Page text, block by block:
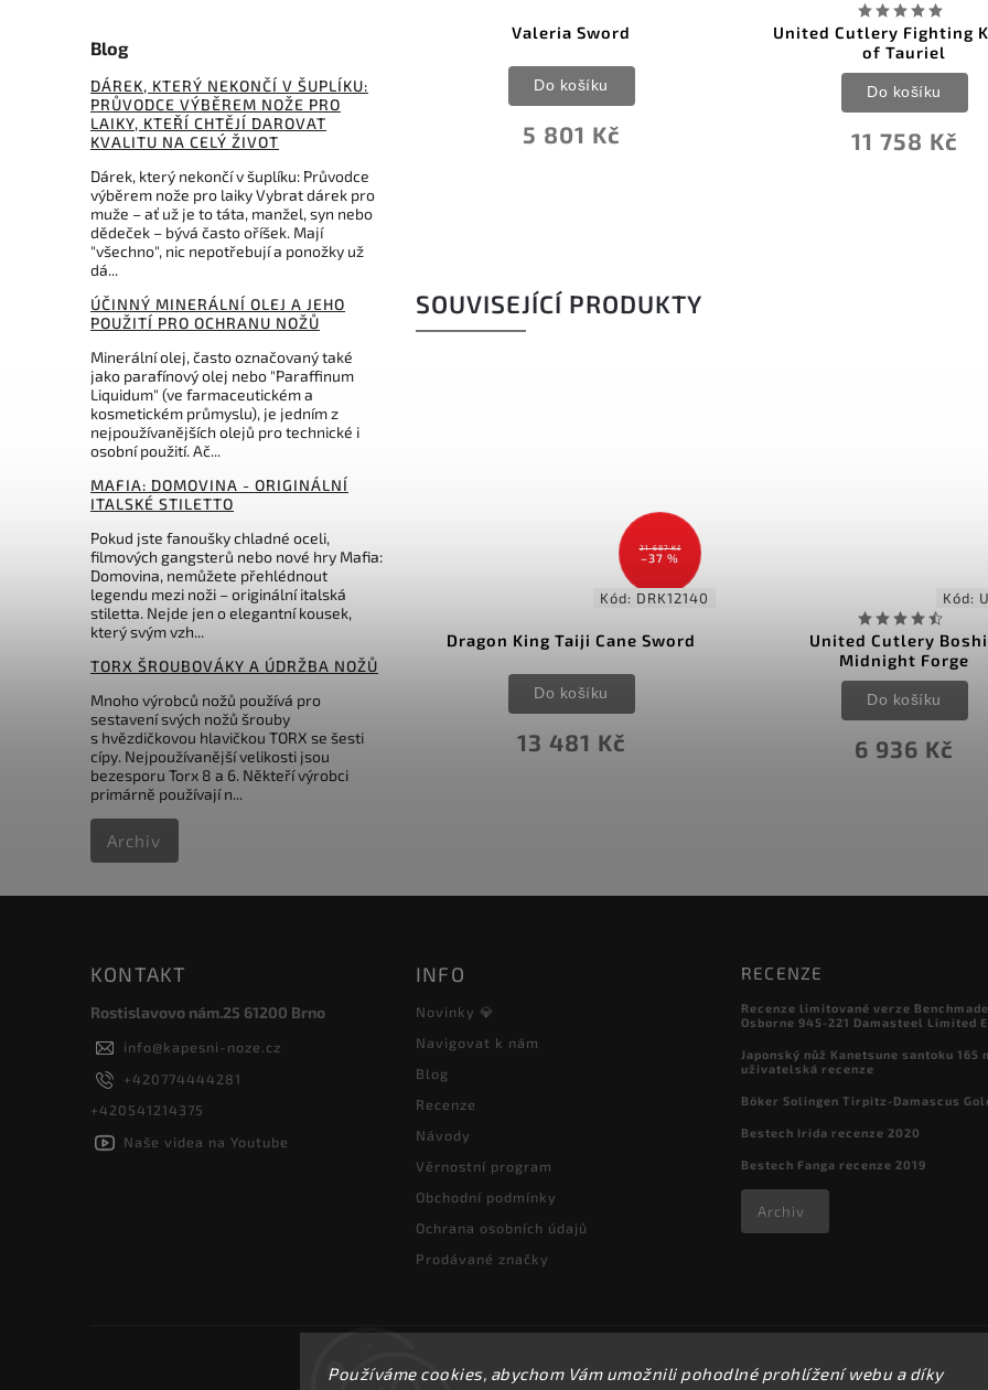
Používáme cookies, abychom Vám umožnili pohodlné prohlížení webu a díky
Blog
DÁREK, KTERÝ NEKONČÍ V ŠUPLÍKU:
PRŮVODCE VÝBĚREM NOŽE PRO
LAIKY, KTEŘÍ CHTĚJÍ DAROVAT
KVALITU NA CELÝ ŽIVOT
Dárek, který nekončí v šuplíku: Průvodce
výběrem nože pro laiky Vybrat dárek pro
muže – ať už je to táta, manžel, syn nebo
dědeček – bývá často oříšek. Mají
"všechno", nic nepotřebují a ponožky už
dá...
ÚČINNÝ MINERÁLNÍ OLEJ A JEHO
POUŽITÍ PRO OCHRANU NOŽŮ
Minerální olej, často označovaný také
jako parafínový olej nebo "Paraffinum
Liquidum" (ve farmaceutickém a
kosmetickém průmyslu), je jedním z
nejpoužívanějších olejů pro technické i
osobní použití. Ač...
MAFIA: DOMOVINA - ORIGINÁLNÍ
ITALSKÉ STILETTO
Pokud jste fanoušky chladné oceli,
filmových gangsterů nebo nové hry Mafia:
Domovina, nemůžete přehlédnout
legendu mezi noži – originální italská
stiletta. Nejde jen o elegantní kousek,
který svým vzh...
TORX ŠROUBOVÁKY A ÚDRŽBA NOŽŮ
Mnoho výrobců nožů používá pro
sestavení svých nožů šrouby
s hvězdičkovou hlavičkou TORX se šesti
cípy. Nejpoužívanější velikosti jsou
bezesporu Torx 8 a 6. Někteří výrobci
primárně používají n...
Archiv
4 423 Kč
Do košíku
Valeria Sword
5 801 Kč
Do košíku
United Cutlery Fighting
of Tauriel
11 758 Kč
Do košíku
SOUVISEJÍCÍ PRODUKTY
Kód:TR026
Ten Ryu black damast
exclusive
7 490 Kč
Do košíku
21 687 Kč
–37 %
Kód: DRK12140
Dragon King Taiji Cane Sword
13 481 Kč
Do košíku
Kód:
United Cutlery
Midnight Forge
6 936 Kč
Do košíku
KONTAKT
Rostislavovo nám.25 61200 Brno
info@kapesni-noze.cz
+420774444281
+420541214375
Naše videa na Youtube
INFO
Novinky 💎
Navigovat k nám
Blog
Recenze
Návody
Věrnostní program
Obchodní podmínky
Ochrana osobních údajů
Prodávané značky
RECENZE
Recenze limitované verze
Osborne 945-221 Damasteel Limited
Japonský nůž Kanetsune santoku 165
uživatelská recenze
Böker Solingen Tirpitz-Damascus
Bestech Irida recenze 2020
Bestech Fanga recenze 2019
Archiv
Copyright 2026kapesni-noze.cz . Všechna práva vyhrazena.